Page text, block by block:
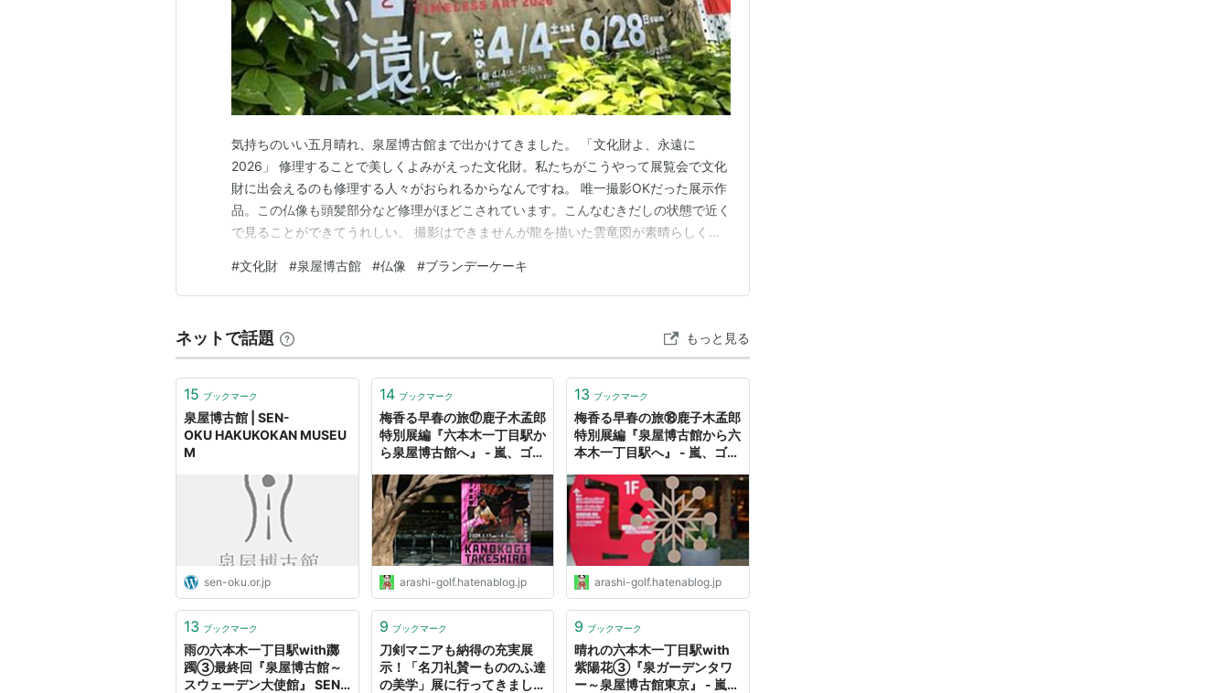
気持ちのいい五月晴れ、泉屋博古館まで出かけてきました。 「文化財よ、永遠に
2026」 修理することで美しくよみがえった文化財。私たちがこうやって展覧会で文化
財に出会えるのも修理する人々がおられるからなんですね。 唯一撮影OKだった展示作
品。この仏像も頭髪部分など修理がほどこされています。こんなむきだしの状態で近く
で見ることができてうれしい。 撮影はできませんが龍を描いた雲竜図が素晴らしく
書籍など、修復することによって後世に伝えられるのは意義あることですね。 展示物
を見た後はジャスミン茶などを飲んで休憩。そして、お庭を…
#文化財 #泉屋博古館 #仏像 #ブランデーケーキ
ネットで話題 もっと見る
15 ブックマーク
泉屋博古館 | SEN-
OKU HAKUKOKAN MUSEU
M
sen-oku.or.jp
14 ブックマーク
梅香る早春の旅⑰鹿子木孟郎
特別展編『六本木一丁目駅か
ら泉屋博古館へ』 - 嵐、ゴル
arashi-golf.hatenablog.jp
13 ブックマーク
梅香る早春の旅⑱鹿子木孟郎
特別展編『泉屋博古館から六
本木一丁目駅へ』 - 嵐、ゴル
arashi-golf.hatenablog.jp
13 ブックマーク
雨の六本木一丁目駅with躑
躅③最終回『泉屋博古館～
スウェーデン大使館』 SEN-
9 ブックマーク
刀剣マニアも納得の充実展
示！「名刀礼賛ーもののふ達
の美学」展に行ってきまし
9 ブックマーク
晴れの六本木一丁目駅with
紫陽花③『泉ガーデンタワ
ー～泉屋博古館東京』 - 嵐、